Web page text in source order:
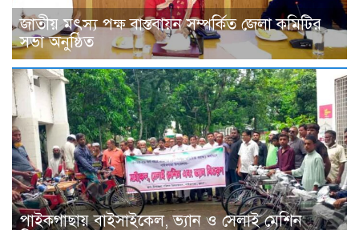
জাতীয় মৎস্য পক্ষ বাস্তবায়ন সম্পর্কিত জেলা কমিটির
সভা অনুষ্ঠিত
পাইকগাছায় বাইসাইকেল, ভ্যান ও সেলাই মেশিন